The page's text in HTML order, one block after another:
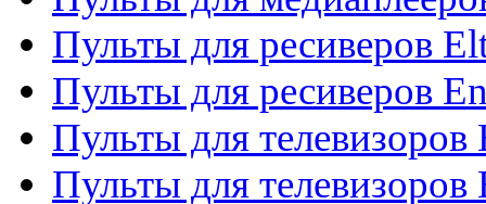
Пульты для ресиверов
Пульты для ресиверов
Пульты для телевизоров
Пульты для телевизоров